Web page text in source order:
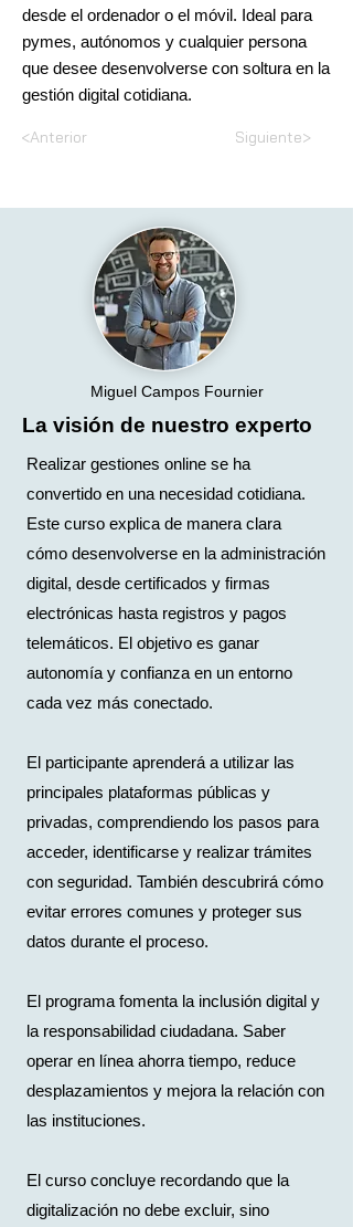
desde el ordenador o el móvil. Ideal para
pymes, autónomos y cualquier persona
que desee desenvolverse con soltura en la
gestión digital cotidiana.
<Anterior Siguiente>
Miguel Campos Fournier
La visión de nuestro experto
Realizar gestiones online se ha
convertido en una necesidad cotidiana.
Este curso explica de manera clara
cómo desenvolverse en la administración
digital, desde certificados y firmas
electrónicas hasta registros y pagos
telemáticos. El objetivo es ganar
autonomía y confianza en un entorno
cada vez más conectado.
El participante aprenderá a utilizar las
principales plataformas públicas y
privadas, comprendiendo los pasos para
acceder, identificarse y realizar trámites
con seguridad. También descubrirá cómo
evitar errores comunes y proteger sus
datos durante el proceso.
El programa fomenta la inclusión digital y
la responsabilidad ciudadana. Saber
operar en línea ahorra tiempo, reduce
desplazamientos y mejora la relación con
las instituciones.
El curso concluye recordando que la
digitalización no debe excluir, sino